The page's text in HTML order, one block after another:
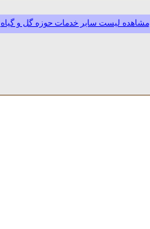
مشاهده لیست سایر خدمات حوزه گل و گیاه